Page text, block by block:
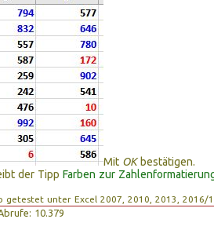
Mit OKbestätigen.
der Tipp Farben zur
getestet unter Excel 2007, 2010, 2013, 2016/
10.379